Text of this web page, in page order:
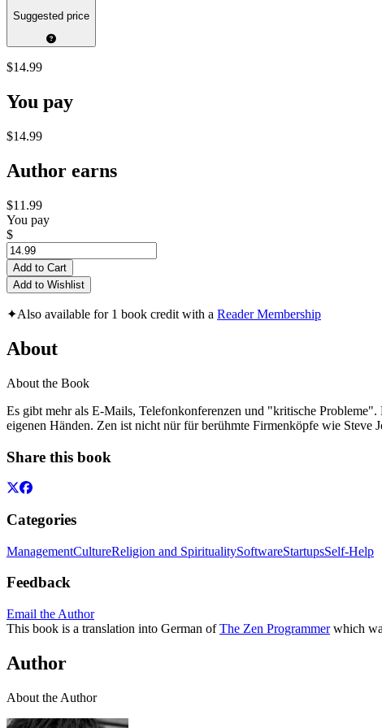
Suggested price
$14.99
You pay
$14.99
Author earns
$11.99
You pay
$
Add to Cart
Add to Wishlist
✦Also available for 1 book credit with a Reader Membership
About
About the Book
Es gibt mehr als E-Mails, Telefonkonferenzen und "kritische
eigenen Händen. Zen ist nicht nür für berühmte Firmenköpfe wie Steve
Share this book
Categories
ManagementCultureReligion and SpiritualitySoftwareStartupsSelf-Help
Feedback
Email the Author
This book is a translation into German ofThe Zen Programmerwhich
Author
About the Author